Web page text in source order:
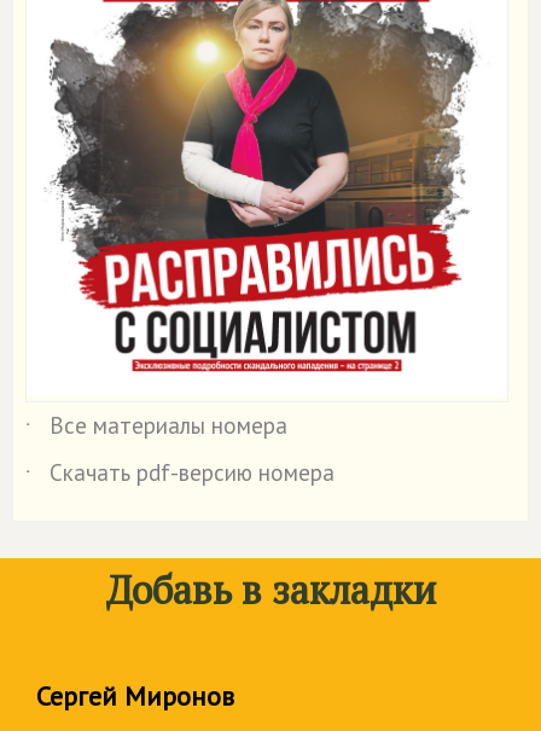
˙
Все материалы номера
˙
Скачать pdf-версию номера
Добавь в закладки
Сергей Миронов